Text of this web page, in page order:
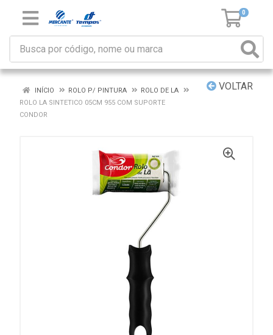
0
VOLTAR
INÍCIO ROLO P/ PINTURA
ROLO DE LA
ROLO LA SINTETICO 05CM 955 COM SUPORTE
CONDOR